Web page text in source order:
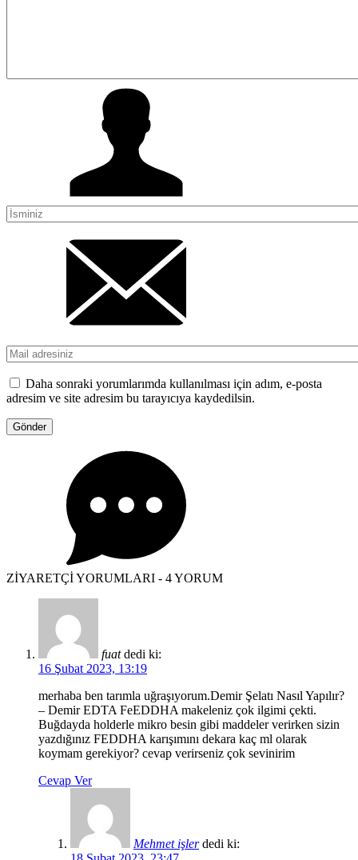
Daha sonraki yorumlarımda kullanılması için adım, e-posta
adresim ve site adresim bu tarayıcıya kaydedilsin.
ZİYARETÇİ YORUMLARI - 4 YORUM
fuat dedi ki:
16 Şubat 2023, 13:19
merhaba ben tarımla uğraşıyorum.Demir Şelatı Nasıl Yapılır?
– Demir EDTA FeEDDHA makeleniz çok ilgimi çekti.
Buğdayda holderle mikro besin gibi maddeler verirken sizin
yazdığınız FEDDHA karışımını dekara kaç ml olarak
koymam gerekiyor? cevap verirseniz çok sevinirim
Cevap Ver
Mehmet işler dedi ki: